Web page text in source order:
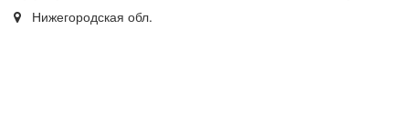
Нижегородская обл.